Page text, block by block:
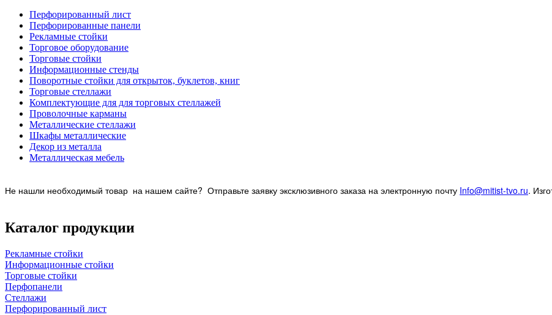
Перфорированный лист
Перфорированные панели
Рекламные стойки
Торговое оборудование
Торговые стойки
Информационные стенды
Поворотные стойки для открыток, буклетов, книг
Торговые стеллажи
Комплектующие для для торговых стеллажей
Проволочные карманы
Металлические стеллажи
Шкафы металлические
Декор из металла
Металлическая мебель
Не нашли необходимый товар на нашем сайте? Отправьте заявку эксклюзивного заказа на электронную почту Info@mitist-tvo.ru.
Каталог продукции
Рекламные стойки
Информационные стойки
Торговые стойки
Перфопанели
Стеллажи
Перфорированный лист